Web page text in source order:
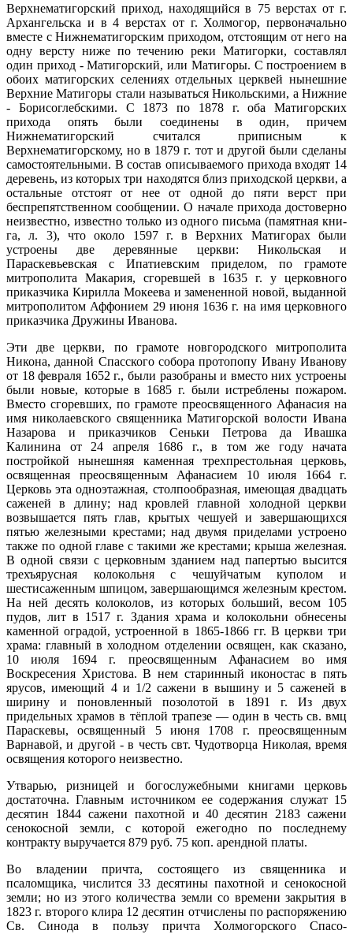
Верхнематигорский приход, находящийся в 75 верстах от г.
Архангельска и в 4 верстах от г. Холмогор, первоначально
вместе с Нижнематигорским приходом, отстоящим от него на
одну версту ниже по течению реки Матигорки, составлял
один приход - Матигорский, или Матигоры. С построением в
обоих матигорских селениях отдельных церквей нынешние
Верхние Матигоры стали называться Никольскими, а Нижние
- Борисоглебскими. С 1873 по 1878 г. оба Матигорских
прихода опять были соединены в один, причем
Нижнематигорский считался приписным к
Верхнематигорскому, но в 1879 г. тот и другой были сделаны
самостоятельными. В состав описываемого прихода входят 14
деревень, из которых три находятся близ приходской церкви, а
остальные отстоят от нее от одной до пяти верст при
беспрепятственном сообщении. О начале прихода достоверно
неизвест­но, известно только из одного письма (памятная кни­
га, л. 3), что около 1597 г. в Верхних Матигорах были
устроены две деревянные церкви: Никольская и
Параскевьевская с Ипатиевским приделом, по грамоте
митрополита Макария, сгоревшей в 1635 г. у церковного
приказчика Кирилла Мокеева и замененной новой, выданной
митрополитом Аффонием 29 июня 1636 г. на имя церковного
приказчика Дружины Иванова.
Эти две церкви, по грамоте новгородского митро­полита
Никона, данной Спасского собора протопопу Ивану Иванову
от 18 февраля 1652 г., были разобраны и вместо них устроены
были новые, которые в 1685 г. были истреблены пожаром.
Вместо сгоревших, по гра­моте преосвященного Афанасия на
имя николаевского священника Матигорской волости Ивана
Назарова и приказчиков Сеньки Петрова да Ивашка
Калинина от 24 апреля 1686 г., в том же году начата
постройкой нынешняя каменная трехпрестольная церковь,
освя­щенная преосвященным Афанасием 10 июля 1664 г.
Церковь эта одноэтажная, столпообразная, имеющая двадцать
саженей в длину; над кровлей главной холод­ной церкви
возвышается пять глав, крытых чешуей и завершающихся
пятью железными крестами; над двумя приделами устроено
также по одной главе с такими же крестами; крыша железная.
В одной связи с цер­ковным зданием над папертью высится
трехъярусная колокольня с чешуйчатым куполом и
шестисаженным шпицом, завершающимся железным крестом.
На ней десять колоколов, из которых больший, весом 105
пудов, лит в 1517 г. Здания храма и колокольни обне­сены
каменной оградой, устроенной в 1865-1866 гг. В церкви три
храма: главный в холодном отделении освящен, как сказано,
10 июля 1694 г. преосвященным Афанасием во имя
Воскресения Христова. В нем старинный иконостас в пять
ярусов, имеющий 4 и 1/2 саже­ни в вышину и 5 саженей в
ширину и поновленный позолотой в 1891 г. Из двух
придельных храмов в тёплой трапезе — один в честь св. вмц
Параскевы, освя­щенный 5 июня 1708 г. преосвященным
Варнавой, и другой - в честь свт. Чудотворца Николая, время
освя­щения которого неизвестно.
Утварью, ризницей и богослужебными книгами церковь
достаточна. Главным источником ее содержа­ния служат 15
десятин 1844 сажени пахотной и 40 де­сятин 2183 сажени
сенокосной земли, с которой еже­годно по последнему
контракту выручается 879 руб. 75 коп. арендной платы.
Во владении причта, состоящего из священника и
псаломщика, числится 33 десятины пахотной и сенокосной
земли; но из этого количества земли со времени закрытия в
1823 г. второго клира 12 десятин отчислены по распоряжению
Св. Синода в пользу причта Холмогорского Спасо-